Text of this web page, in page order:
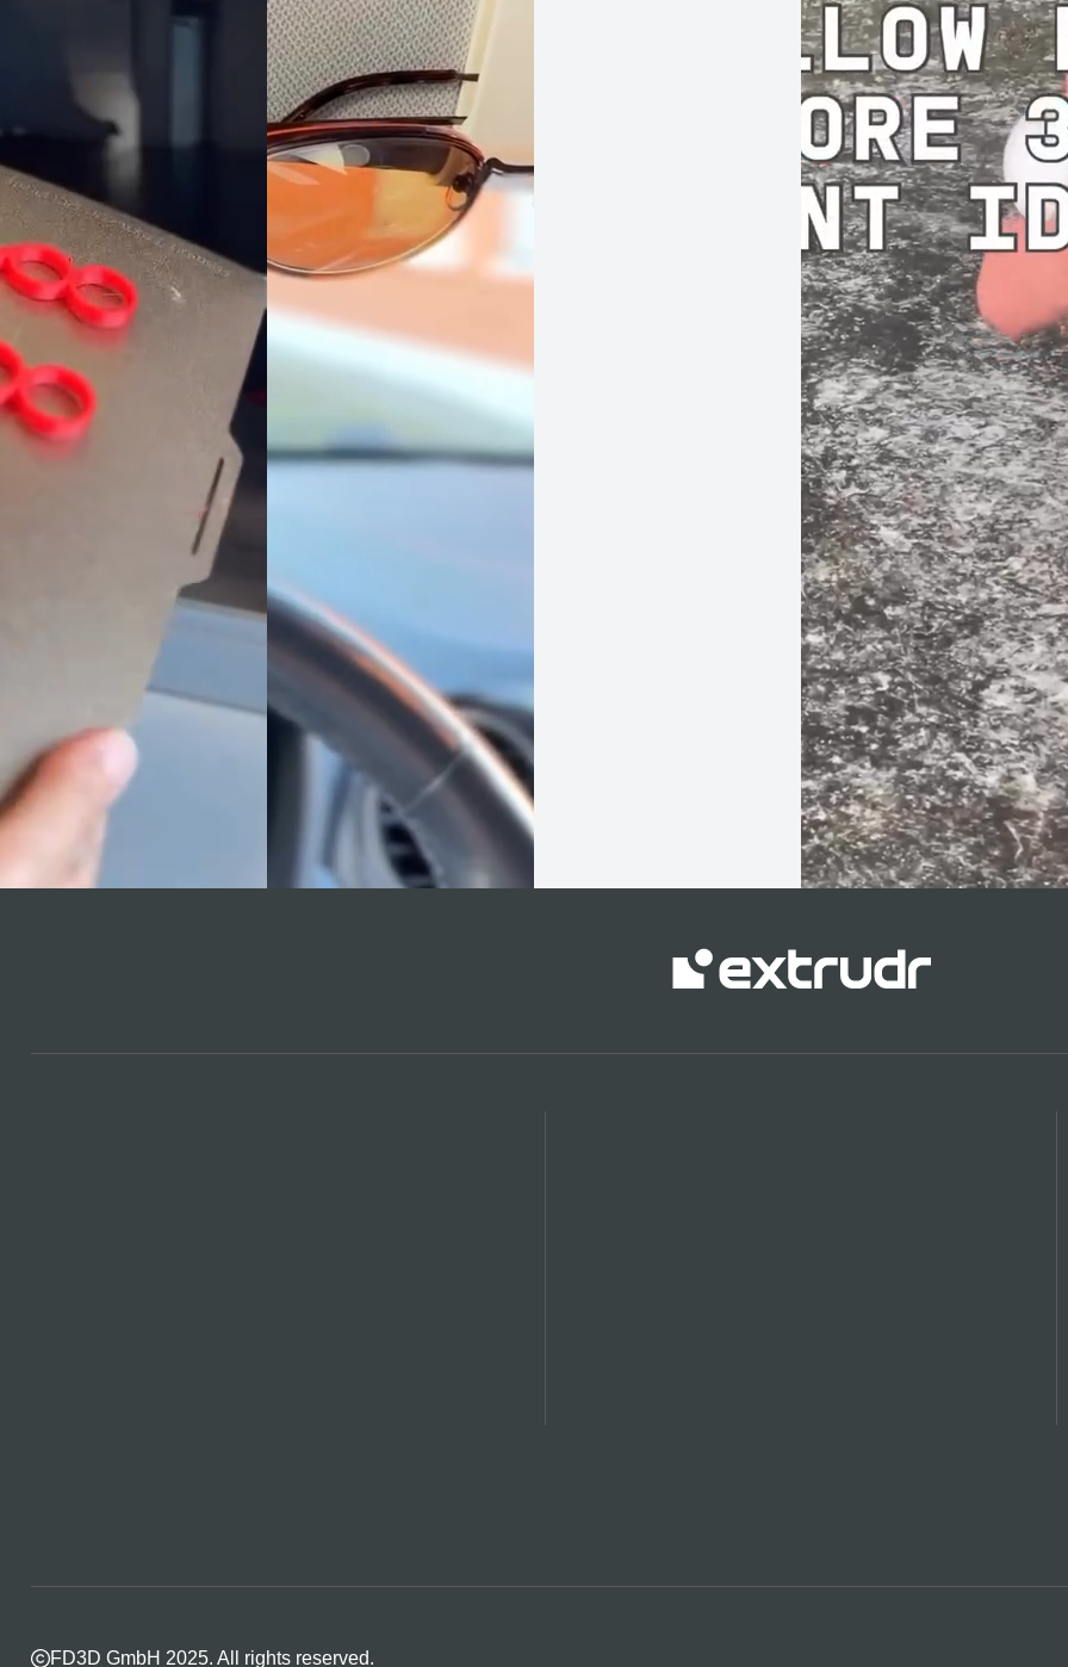
FD3D GmbH 2025. All rights reserved.